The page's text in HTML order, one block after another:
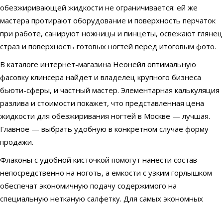
обезжиривающей жидкости не ограничивается: ей же
мастера протирают оборудование и поверхность перчаток
при работе, санируют ножницы и пинцеты, освежают глянец
страз и поверхность готовых ногтей перед итоговым фото.
В каталоге интернет-магазина Неонейл оптимальную
фасовку клинсера найдет и владелец крупного бизнеса
бьюти-сферы, и частный мастер. Элементарная калькуляция
разлива и стоимости покажет, что представленная цена
жидкости для обезжиривания ногтей в Москве — лучшая.
Главное — выбрать удобную в конкретном случае форму
продажи.
Флаконы с удобной кисточкой помогут нанести состав
непосредственно на ноготь, а емкости с узким горлышком
обеспечат экономичную подачу содержимого на
специальную нетканую салфетку. Для самых экономных